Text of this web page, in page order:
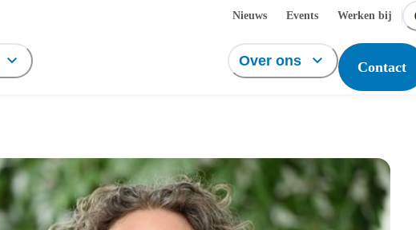
Nieuws Events Werken bij
Over ons Contact